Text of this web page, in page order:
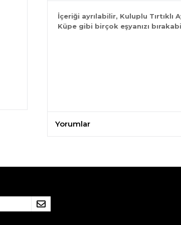
İçeriği ayrılabilir, Kuluplu Tırtıklı
Küpe gibi birçok eşyanızı
Yorumlar